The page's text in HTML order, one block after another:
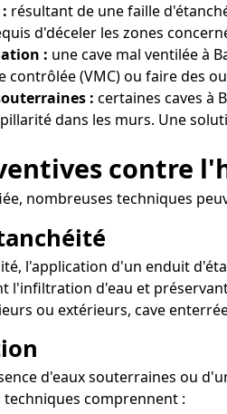
résultant de une faille
d'déceler les zones
: une cave mal ventilée à
contrôlée (VMC) ou faire des
: certaines caves à
dans les murs. Une
contre
nombreuses techniques
l'application d'un enduit
l'infiltration d'eau et
ou extérieurs, cave
d'eaux souterraines ou
techniques comprennent :